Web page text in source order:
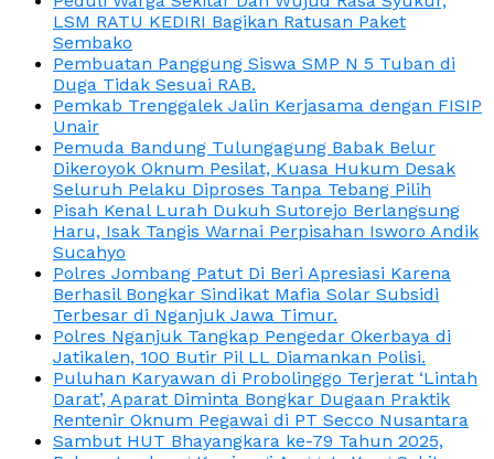
LSM RATU KEDIRI Bagikan Ratusan Paket
Sembako
Pembuatan Panggung Siswa SMP N 5 Tuban di
Duga Tidak Sesuai RAB.
Pemkab Trenggalek Jalin Kerjasama dengan FISIP
Unair
Pemuda Bandung Tulungagung Babak Belur
Dikeroyok Oknum Pesilat, Kuasa Hukum Desak
Seluruh Pelaku Diproses Tanpa Tebang Pilih
Pisah Kenal Lurah Dukuh Sutorejo Berlangsung
Haru, Isak Tangis Warnai Perpisahan Isworo Andik
Sucahyo
Polres Jombang Patut Di Beri Apresiasi Karena
Berhasil Bongkar Sindikat Mafia Solar Subsidi
Terbesar di Nganjuk Jawa Timur.
Polres Nganjuk Tangkap Pengedar Okerbaya di
Jatikalen, 100 Butir Pil LL Diamankan Polisi.
Puluhan Karyawan di Probolinggo Terjerat ‘Lintah
Darat’, Aparat Diminta Bongkar Dugaan Praktik
Rentenir Oknum Pegawai di PT Secco Nusantara
Sambut HUT Bhayangkara ke-79 Tahun 2025,